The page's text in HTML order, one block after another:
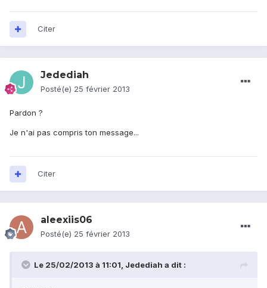
Citer
Jedediah
Posté(e) 25 février 2013
Pardon ?
Je n'ai pas compris ton message...
Citer
aleexiis06
Posté(e) 25 février 2013
Le 25/02/2013 à 11:01, Jedediah a dit :